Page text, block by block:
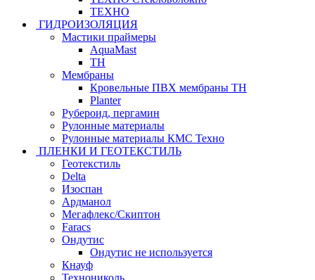
ТЕХНО
ГИДРОИЗОЛЯЦИЯ
Мастики праймеры
AquaMast
ТН
Мембраны
Кровельные ПВХ мембраны ТН
Planter
Рубероид, пергамин
Рулонные материалы
Рулонные материалы КМС Техно
ПЛЕНКИ И ГЕОТЕКСТИЛЬ
Геотекстиль
Delta
Изоспан
Ардманол
Мегафлекс/Скиптон
Faracs
Ондутис
Ондутис не используется
Кнауф
Технониколь